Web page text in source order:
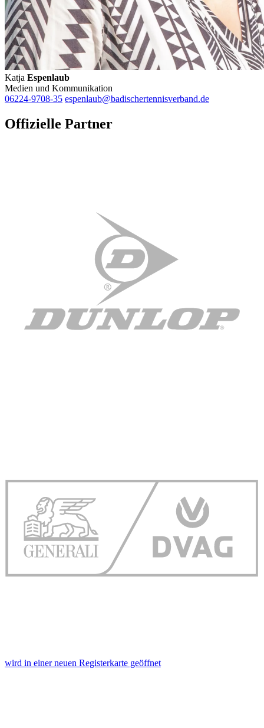
Katja Espenlaub
Medien und Kommunikation
06224-9708-35 espenlaub@badischertennisverband.de
Offizielle Partner
wird in einer neuen Registerkarte geöffnet